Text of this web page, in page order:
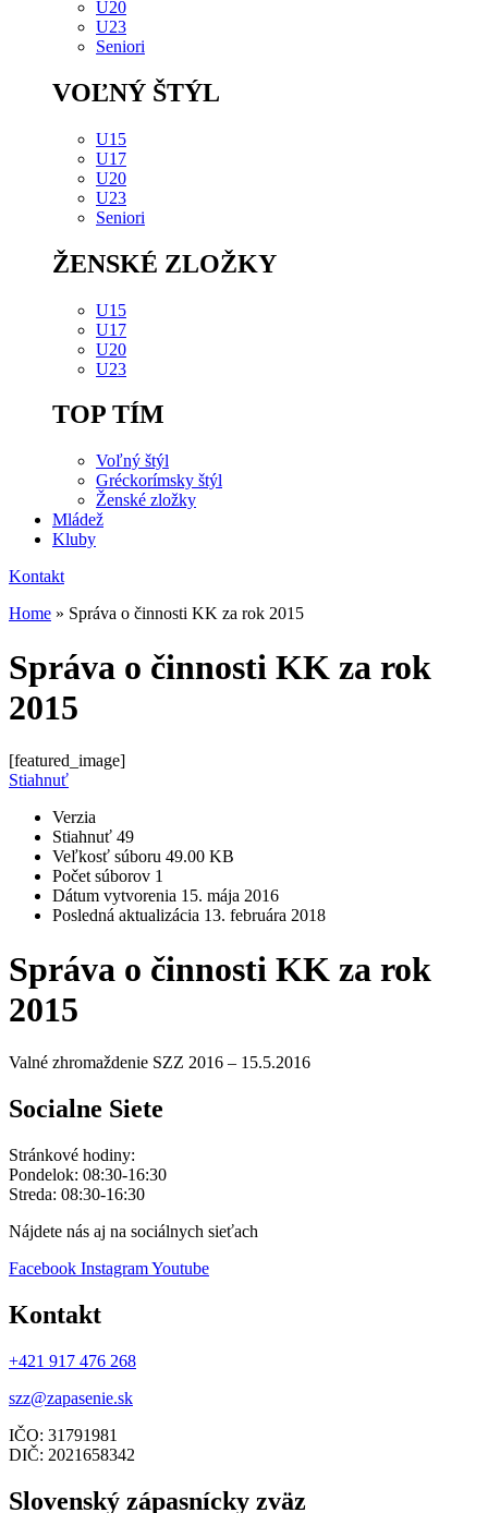
U20
U23
Seniori
VOĽNÝ ŠTÝL
U15
U17
U20
U23
Seniori
ŽENSKÉ ZLOŽKY
U15
U17
U20
U23
TOP TÍM
Voľný štýl
Gréckorímsky štýl
Ženské zložky
Mládež
Kluby
Kontakt
Home » Správa o činnosti KK za rok 2015
Správa o činnosti KK za rok
2015
[featured_image]
Stiahnuť
Verzia
Stiahnuť 49
Veľkosť súboru 49.00 KB
Počet súborov 1
Dátum vytvorenia 15. mája 2016
Posledná aktualizácia 13. februára 2018
Správa o činnosti KK za rok
2015
Valné zhromaždenie SZZ 2016 – 15.5.2016
Socialne Siete
Stránkové hodiny:
Pondelok: 08:30-16:30
Streda: 08:30-16:30
Nájdete nás aj na sociálnych sieťach
Facebook InstagramYoutube
Kontakt
+421 917 476 268
szz@zapasenie.sk
IČO: 31791981
DIČ: 2021658342
Slovenský zápasnícky zväz